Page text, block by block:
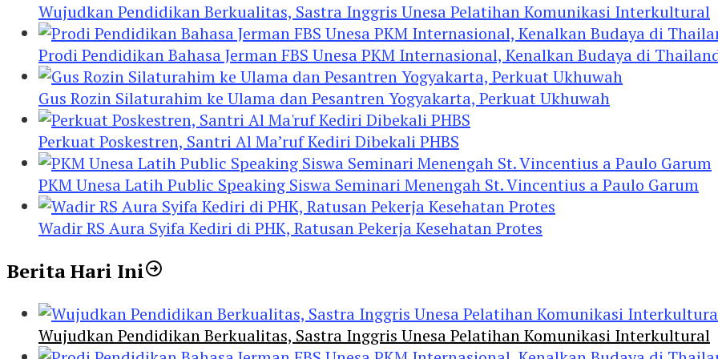
Wujudkan Pendidikan Berkualitas, Sastra Inggris Unesa Pelatihan Komunikasi Interkultural
Prodi Pendidikan Bahasa Jerman FBS Unesa PKM Internasional, Kenalkan Budaya di
Gus Rozin Silaturahim ke Ulama dan Pesantren Yogyakarta, Perkuat Ukhuwah
Perkuat Poskestren, Santri Al Ma’ruf Kediri Dibekali PHBS
PKM Unesa Latih Public Speaking Siswa Seminari Menengah St. Vincentius a Paulo Garum
Wadir RS Aura Syifa Kediri di PHK, Ratusan Pekerja Kesehatan Protes
Berita Hari Ini
Wujudkan Pendidikan Berkualitas, Sastra Inggris Unesa Pelatihan Komunikasi Interkultural